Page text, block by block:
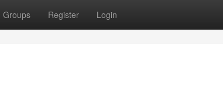
Groups Register Login